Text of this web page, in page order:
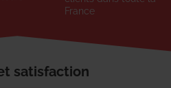
France
satisfaction